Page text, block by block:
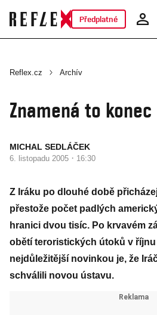
Předplatné
Reflex.cz Archív
Znamená to
MICHAL SEDLÁČEK
6. listopadu 2005 · 16:30
Z Iráku po dlouhé době
přestože počet padlých
hranici dvou tisíc. Po krvavém
obětí teroristických útoků v
nejdůležitější novinkou je, že
schválili novou ústavu.